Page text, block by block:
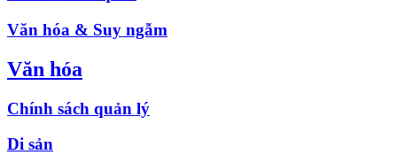
Văn hóa & Suy ngẫm
Văn hóa
Chính sách quản lý
Di sản